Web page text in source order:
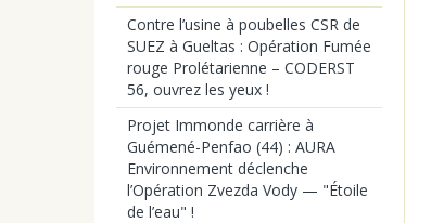
Contre l’usine à poubelles CSR de
SUEZ à Gueltas : Opération Fumée
rouge Prolétarienne – CODERST
56, ouvrez les yeux !
Projet Immonde carrière à
Guémené-Penfao (44) : AURA
Environnement déclenche
l’Opération Zvezda Vody — "Étoile
de l’eau" !